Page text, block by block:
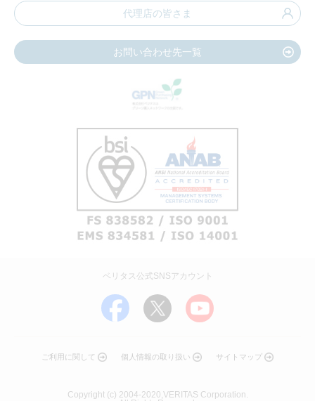
代理店の皆さま
お問い合わせ先一覧
ご利用に関して 個人情報の取り扱い サイトマップ
ベリタス公式SNSアカウント
Copyright (c) 2004-2020,VERITAS Corporation.